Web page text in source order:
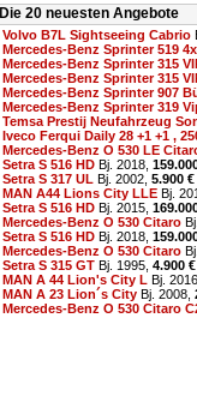
Die 20 neuesten Angebote
Volvo B7L Sightseeing Cabrio
Mercedes-Benz Sprinter 519
Mercedes-Benz Sprinter 315
Mercedes-Benz Sprinter 315
Mercedes-Benz Sprinter 907
Mercedes-Benz Sprinter 319
Temsa Prestij Neufahrzeug
Iveco Ferqui Daily 28 +1 +1 ,
Mercedes-Benz O 530 LE
Setra S 516 HD Bj. 2018,
Setra S 317 UL Bj. 2002, 5.900 €
MAN A44 Lions City LLE Bj.
Setra S 516 HD Bj. 2015,
Mercedes-Benz O 530 Citaro
Setra S 516 HD Bj. 2018,
Mercedes-Benz O 530 Citaro
Setra S 315 GT Bj. 1995, 4.900 €
MAN A 44 Lion's City L Bj. 2016,
MAN A 23 Lion´s City Bj. 2008,
Mercedes-Benz O 530 Citaro